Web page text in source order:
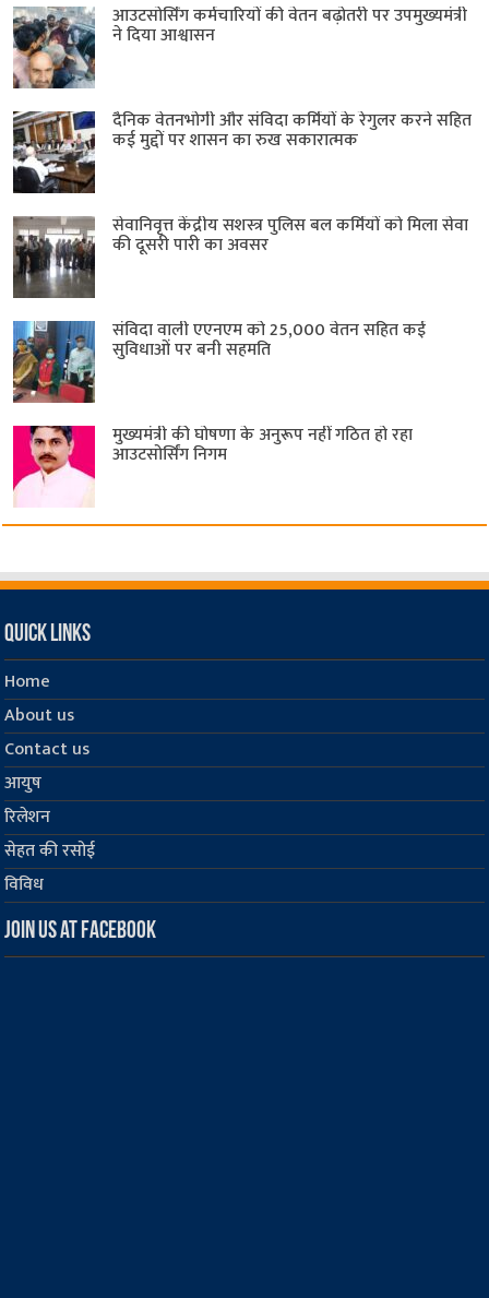
आउटसोर्सिंग कर्मचारियों की वेतन बढ़ोतरी पर उपमुख्यमंत्री
ने दिया आश्वासन
दैनिक वेतनभोगी और संविदा कर्मियों के रेगुलर करने सहित
कई मुद्दों पर शासन का रुख सकारात्मक
सेवानिवृत्त केंद्रीय सशस्त्र पुलिस बल ​कर्मियों को मिला सेवा
की दूसरी पारी का अवसर
संविदा वाली एएनएम को 25,000 वेतन सहित कई
सुविधाओं पर बनी सहमति
मुख्यमंत्री की घोषणा के अनुरूप नहीं गठित हो रहा
आउटसोर्सिंग निगम
Quick Links
Home
About us
Contact us
आयुष
रिलेशन
सेहत की रसोई
विविध
Join us at Facebook